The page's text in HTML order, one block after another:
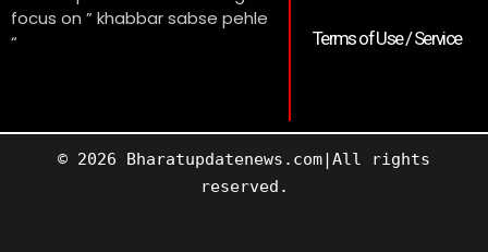
focus on ” khabbar sabse pehle
“
Terms of Use / Service
© 2026 Bharatupdatenews.com|All rights
reserved.